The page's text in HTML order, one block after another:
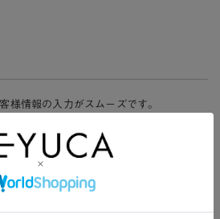
様情報の入力がスムーズです。
だけます。